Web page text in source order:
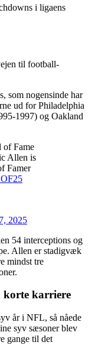
i ligaens
til football-
som nogensinde har
ud for Philadelphia
1997) og Oakland
of Fame
Allen is
Famer
2025
54 interceptions og
Allen er stadigvæk
mindst tre
korte karriere
år i NFL, så nåede
syv sæsoner blev
gange til det